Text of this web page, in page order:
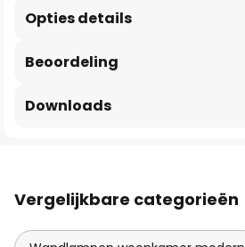
Opties details
Beoordeling
Downloads
Vergelijkbare categorieën